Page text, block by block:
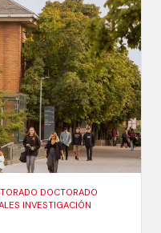
DOCTORADO
INVESTIGACIÓN